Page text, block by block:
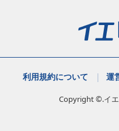
利用規約について 運
Copyright ©.イ